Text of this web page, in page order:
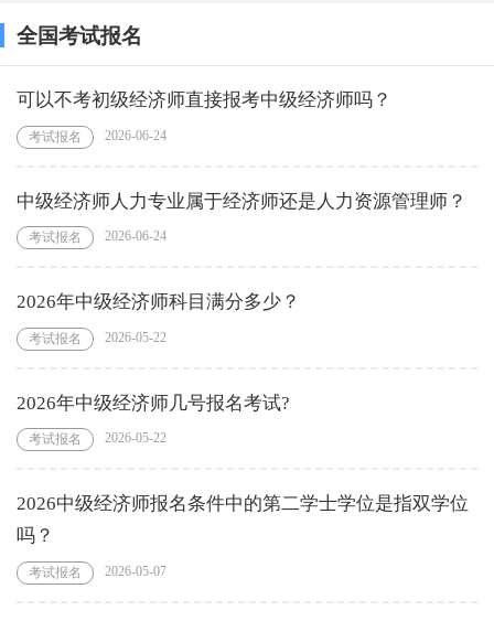
全国考试报名
可以不考初级经济师直接报考中级经济师吗？
考试报名 2026-06-24
中级经济师人力专业属于经济师还是人力资源管理师？
考试报名 2026-06-24
2026年中级经济师科目满分多少？
考试报名 2026-05-22
2026年中级经济师几号报名考试?
考试报名 2026-05-22
2026中级经济师报名条件中的第二学士学位是指双学位
吗？
考试报名 2026-05-07